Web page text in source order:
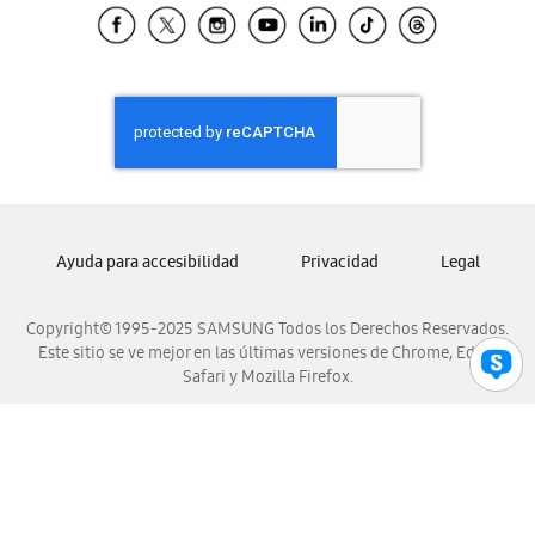
Samsung El Salvador
Samsung Honduras
Samsung Nicaragua
Samsung Panamá
Samsung Venezuela
Copyright© 1995-2025 SAMSUNG Todos los Derechos Reservados.
Este sitio se ve mejor en las últimas versiones de Chrome, Edge,
Safari y Mozilla Firefox.
Ayuda para accesibilidad Privacidad Legal